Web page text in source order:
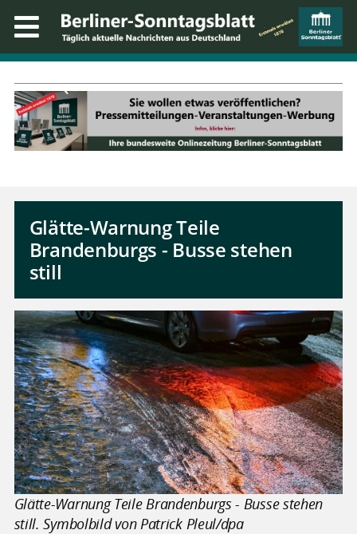
Glätte-Warnung Teile
Brandenburgs - Busse stehen
still
Glätte-Warnung Teile Brandenburgs - Busse stehen
still. Symbolbild von Patrick Pleul/dpa